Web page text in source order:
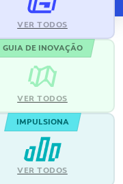
VER TODOS
GUIA DE INOVAÇÃO
VER TODOS
IMPULSIONA
VER TODOS